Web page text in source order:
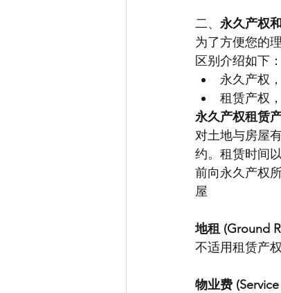
二、 永久产权
为了方便您的
区别介绍如下：
永久产权
租赁产权
永久产权租赁
对土地与房屋
约。租赁时间
前向永久产权
屋
地租 (Ground
不适用租赁产
物业费